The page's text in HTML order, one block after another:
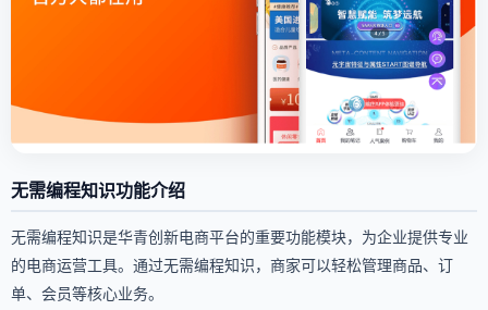
无需编程知识功能介绍
无需编程知识是华青创新电商平台的重要功能模块，为企业提供专业
的电商运营工具。通过无需编程知识，商家可以轻松管理商品、订
单、会员等核心业务。